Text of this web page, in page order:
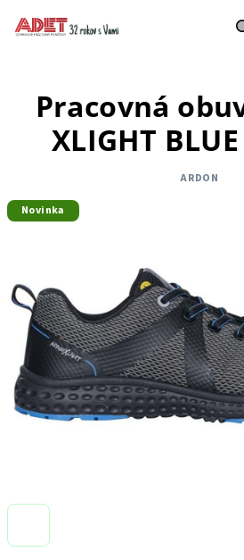
Pracovná
XLIGHT BLUE
ARDON
Novinka